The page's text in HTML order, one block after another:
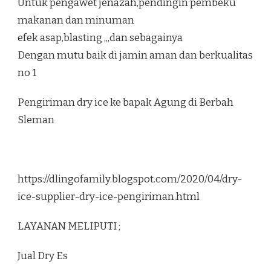
Untuk pengawet jenazah,pendingin pembeku
makanan dan minuman
efek asap,blasting ,,,dan sebagainya
Dengan mutu baik di jamin aman dan berkualitas
no 1
Pengiriman dry ice ke bapak Agung di Berbah
Sleman
https://dlingofamily.blogspot.com/2020/04/dry-
ice-supplier-dry-ice-pengiriman.html
LAYANAN MELIPUTI ;
Jual Dry Es